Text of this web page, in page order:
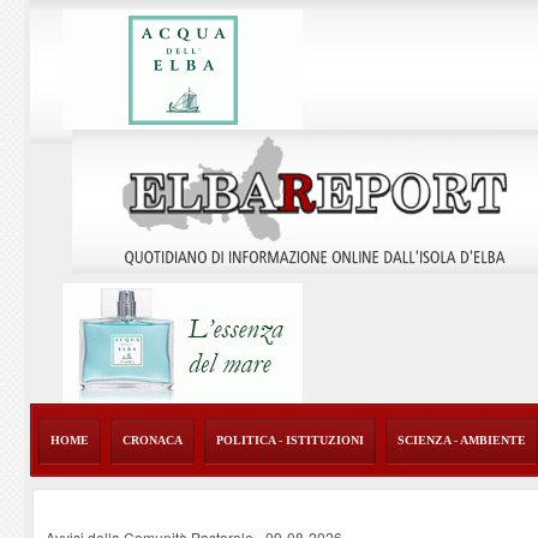
HOME CRONACA POLITICA - ISTITUZIONI SCIENZA - AMBIENTE